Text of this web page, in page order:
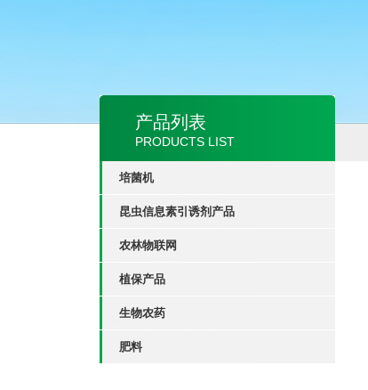
产品列表
PRODUCTS LIST
培菌机
昆虫信息素引诱剂产品
农林物联网
植保产品
生物农药
肥料